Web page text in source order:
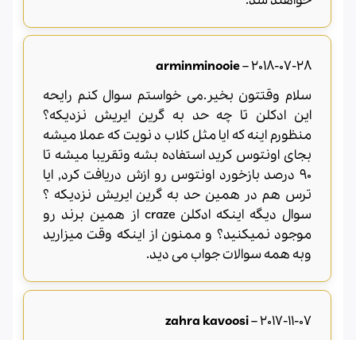
arminminooie–2018-07-28
سلام وقتتون بخیر.می خواستم سوال کنم رایحه
این ادکلن تا چه حد به گرین ایریش نزدیکه؟
منظورم اینه که ایا مثل کلاب د نویت که عملا میشه
بجای اونتوس کرید استفاده بشه وتقریبا میشه تا
90 درصد بازخورد اونتوس رو ازش دریافت کرد, ایا
ترس هم در همین حد به گرین ایریش نزدیکه ؟
سوال دیگه اینکه ادکلن craze از همین برند رو
موجود نمیکنید؟ و ممنون از اینکه وقت میزارید
وبه همه سوالات جواب می دید.
zahra kavoosi–2017-11-07